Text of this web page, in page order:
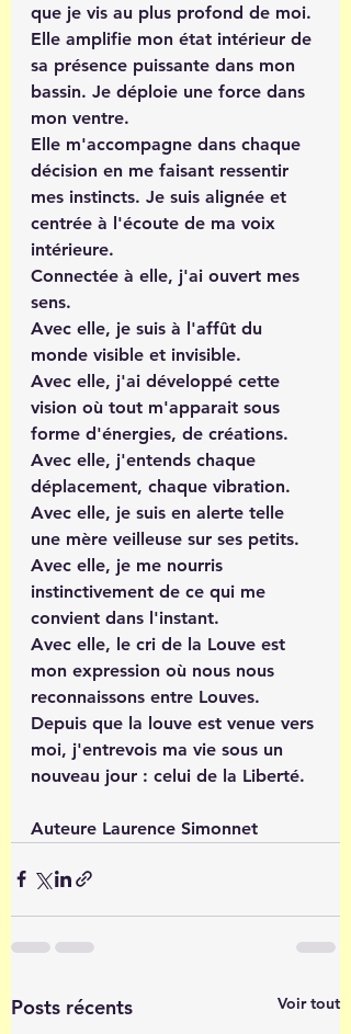
que je vis au plus profond de moi.
Elle amplifie mon état intérieur de
sa présence puissante dans mon
bassin. Je déploie une force dans
mon ventre.
Elle m'accompagne dans chaque
décision en me faisant ressentir
mes instincts. Je suis alignée et
centrée à l'écoute de ma voix
intérieure.
Connectée à elle, j'ai ouvert mes
sens.
Avec elle, je suis à l'affût du
monde visible et invisible.
Avec elle, j'ai développé cette
vision où tout m'apparait sous
forme d'énergies, de créations.
Avec elle, j'entends chaque
déplacement, chaque vibration.
Avec elle, je suis en alerte telle
une mère veilleuse sur ses petits.
Avec elle, je me nourris
instinctivement de ce qui me
convient dans l'instant.
Avec elle, le cri de la Louve est
mon expression où nous nous
reconnaissons entre Louves.
Depuis que la louve est venue vers
moi, j'entrevois ma vie sous un
nouveau jour : celui de la Liberté.
Auteure Laurence Simonnet
Posts récents Voir tout